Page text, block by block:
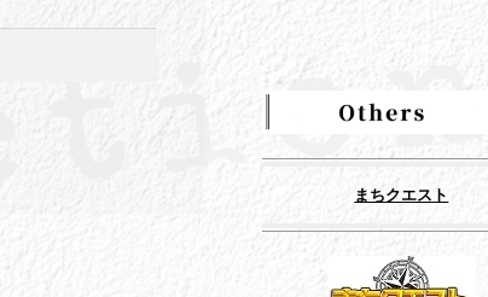
まちクエスト